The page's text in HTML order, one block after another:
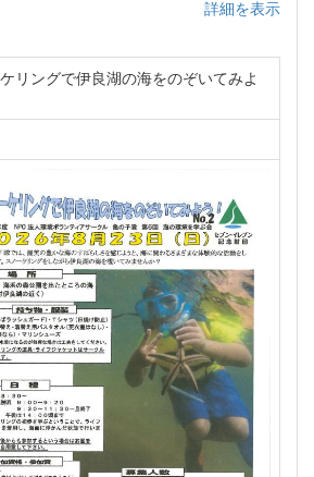
詳細を表示
リングで伊良湖の海をのぞいてみよ